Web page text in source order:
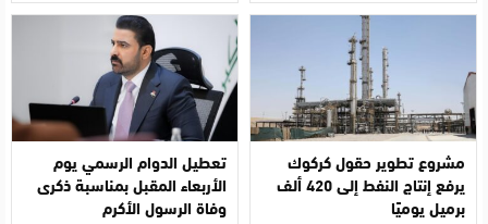
مشروع تطوير حقول كركوك
يرفع إنتاج النفط إلى 420 ألف
برميل يوميًا
تعطيل الدوام الرسمي يوم
الأربعاء المقبل بمناسبة ذكرى
وفاة الرسول الأكرم